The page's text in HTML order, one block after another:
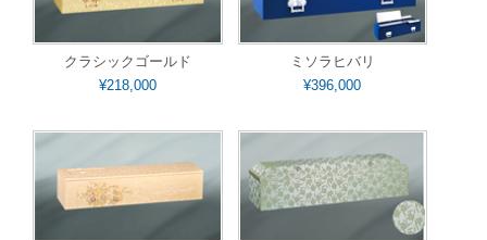
クラシックゴールド
¥218,000
ミソラヒバリ
¥396,000